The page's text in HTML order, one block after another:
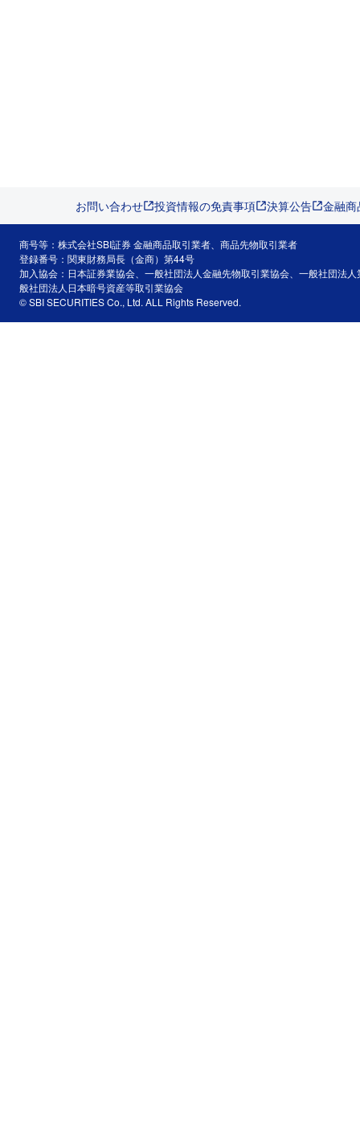
お問い合わせ 投資情報の免責事項 決算公告 金融
商号等：株式会社SBI証券 金融商品取引業者、商品先物取引業者
登録番号：関東財務局長（金商）第44号
加入協会：日本証券業協会、一般社団法人金融先物取引業協会、一般社団法
般社団法人日本暗号資産等取引業協会
© SBI SECURITIES Co., Ltd. ALL Rights Reserved.